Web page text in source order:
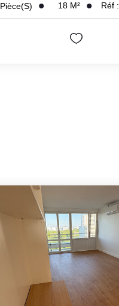
Pièce(s) 18 M² Réf :